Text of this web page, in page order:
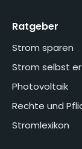
Ratgeber
Strom sparen
Strom selbst
Photovoltaik
Rechte und
Stromlexikon